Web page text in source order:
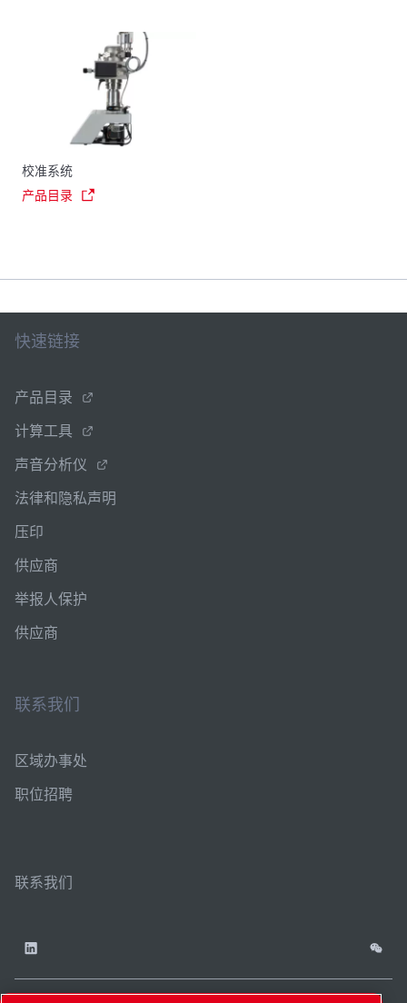
校准系统
产品目录
快速链接
产品目录
计算工具
声音分析仪
法律和隐私声明
压印
供应商
举报人保护
供应商
联系我们
区域办事处
职位招聘
联系我们